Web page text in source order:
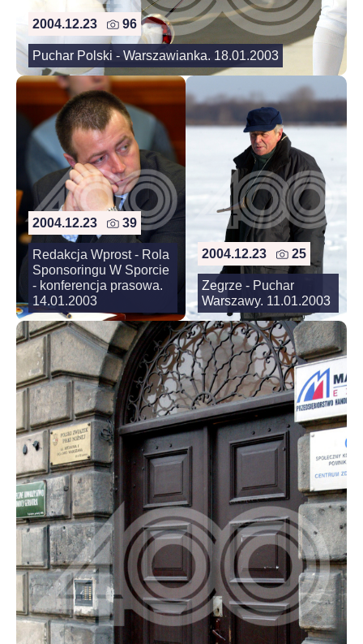
2004.12.23 96
Puchar Polski - Warszawianka. 18.01.2003
2004.12.23 39
Redakcja Wprost - Rola
Sponsoringu W Sporcie
- konferencja prasowa.
14.01.2003
2004.12.23 25
Zegrze - Puchar
Warszawy. 11.01.2003